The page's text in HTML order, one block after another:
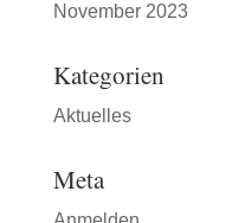
November 2023
Kategorien
Aktuelles
Meta